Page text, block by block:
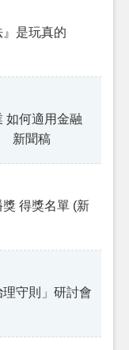
是玩真的
如何適用金融
新聞稿
得獎名單 (新
守則」研討會